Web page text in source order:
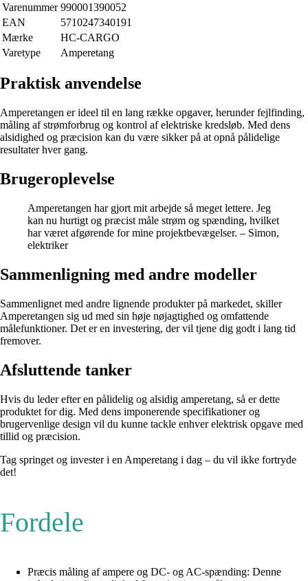
Varenummer 990001390052
EAN
5710247340191
Mærke
HC-CARGO
Varetype
Amperetang
Praktisk anvendelse
Amperetangen er ideel til en lang række opgaver, herunder fejlfinding,
måling af strømforbrug og kontrol af elektriske kredsløb. Med dens
alsidighed og præcision kan du være sikker på at opnå pålidelige
resultater hver gang.
Brugeroplevelse
Amperetangen har gjort mit arbejde så meget lettere. Jeg
kan nu hurtigt og præcist måle strøm og spænding, hvilket
har været afgørende for mine projektbevægelser. – Simon,
elektriker
Sammenligning med andre modeller
Sammenlignet med andre lignende produkter på markedet, skiller
Amperetangen sig ud med sin høje nøjagtighed og omfattende
målefunktioner. Det er en investering, der vil tjene dig godt i lang tid
fremover.
Afsluttende tanker
Hvis du leder efter en pålidelig og alsidig amperetang, så er dette
produktet for dig. Med dens imponerende specifikationer og
brugervenlige design vil du kunne tackle enhver elektrisk opgave med
tillid og præcision.
Tag springet og invester i en Amperetang i dag – du vil ikke fortryde
det!
Fordele
Præcis måling af ampere og DC- og AC-spænding: Denne